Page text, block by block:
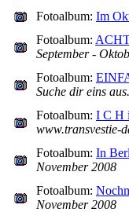
Fotoalbum: Im
Fotoalbum:
September -
Fotoalbum:
Suche dir eins
Fotoalbum: I C H
www.transvestie-
Fotoalbum: In
November 2008
Fotoalbum:
November 2008